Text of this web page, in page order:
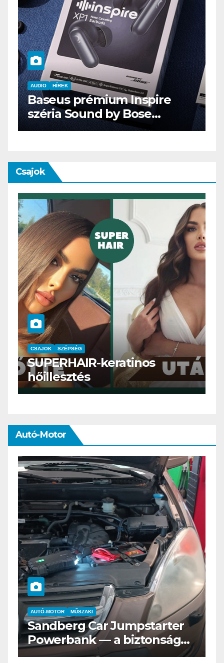
AUDIO IT MŰSZAKI
ENDORFY VIRO Plus USB
Csajok
CSAJOK SMINK SZÉPSÉG
Szemöldök laminálás-az
meg mi?
Autó-Motor
AUTÓ-MOTOR ELEKTROMOS
Az új Nissan LEAF csak a
Tesztvilágra vár!